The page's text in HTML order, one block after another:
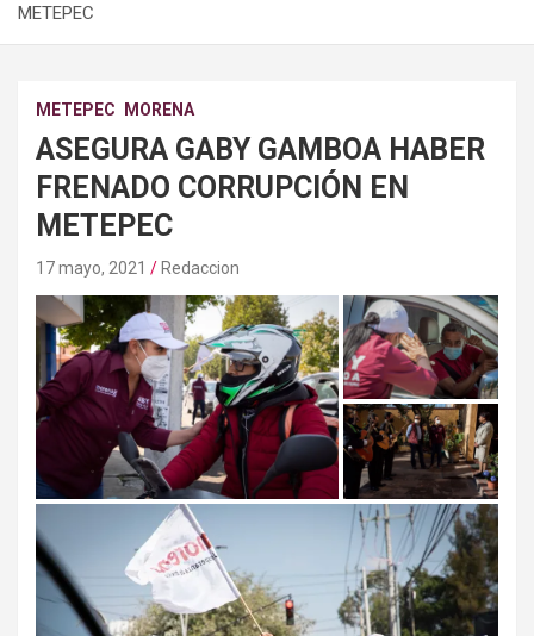
METEPEC
METEPEC MORENA
ASEGURA GABY GAMBOA HABER
FRENADO CORRUPCIÓN EN
METEPEC
17 mayo, 2021 Redaccion